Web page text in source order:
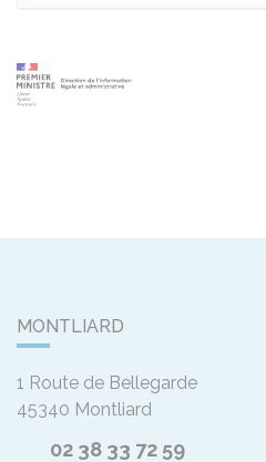
MONTLIARD
1 Route de Bellegarde
45340 Montliard
02 38 33 72 59